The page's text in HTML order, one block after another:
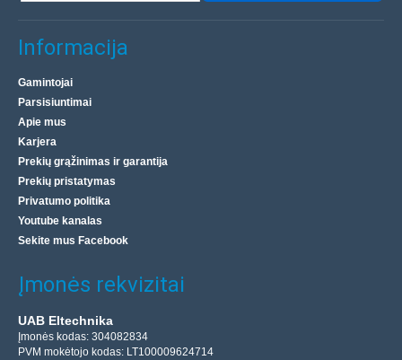
Informacija
Gamintojai
Parsisiuntimai
Apie mus
Karjera
Prekių grąžinimas ir garantija
Prekių pristatymas
Privatumo politika
Youtube kanalas
Sekite mus Facebook
Įmonės rekvizitai
UAB Eltechnika
Įmonės kodas: 304082834
PVM mokėtojo kodas: LT100009624714